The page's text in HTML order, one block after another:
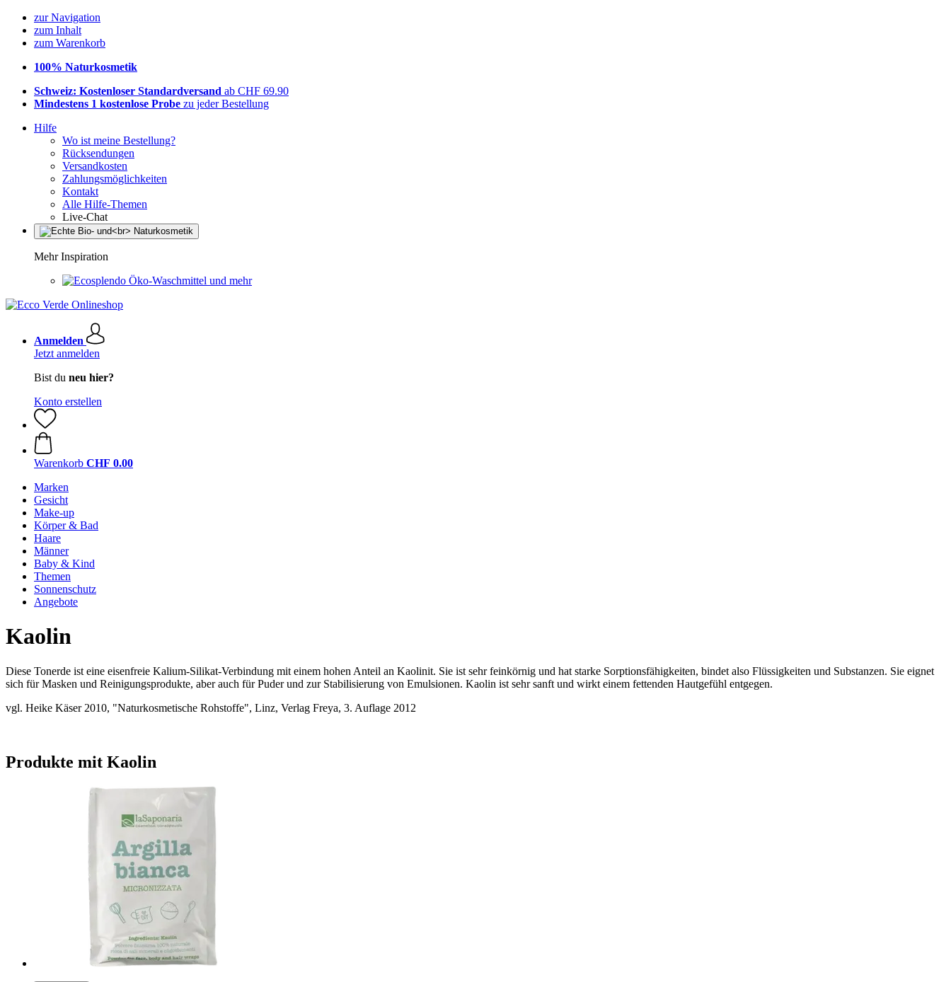
zur Navigation
zum Inhalt
zum Warenkorb
100% Naturkosmetik
Schweiz: Kostenloser Standardversand ab CHF 69.90
Mindestens 1 kostenlose Probe zu jeder Bestellung
Hilfe
Wo ist meine Bestellung?
Rücksendungen
Versandkosten
Zahlungsmöglichkeiten
Kontakt
Alle Hilfe-Themen
Live-Chat
Mehr Inspiration
Öko-Waschmittel und mehr
Anmelden
Jetzt anmelden
Bist du neu hier?
Konto erstellen
Warenkorb CHF 0.00
Marken
Gesicht
Make-up
Körper & Bad
Haare
Männer
Baby & Kind
Themen
Sonnenschutz
Angebote
Kaolin
Diese Tonerde ist eine eisenfreie Kalium-Silikat-Verbindung mit einem hohen Anteil an Kaolinit. Sie ist sehr feinkörnig und hat starke Sorptionsfähigkeiten, bindet also Flüssigkeiten und Substanzen. Sie eignet
sich für Masken und Reinigungsprodukte, aber auch für Puder und zur Stabilisierung von Emulsionen. Kaolin ist sehr sanft und wirkt einem fettenden Hautgefühl entgegen.
vgl. Heike Käser 2010, "Naturkosmetische Rohstoffe", Linz, Verlag Freya, 3. Auflage 2012
Produkte mit Kaolin